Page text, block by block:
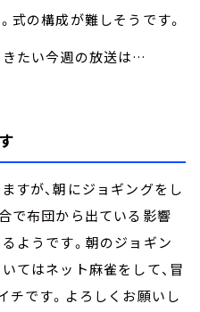
式の構成が難しそうです。
たい今週の放送は…
すが、朝にジョギングをし
で布団から出ている影響
ようです。朝のジョギン
てはネット麻雀をして、冒
チです。よろしくお願いし